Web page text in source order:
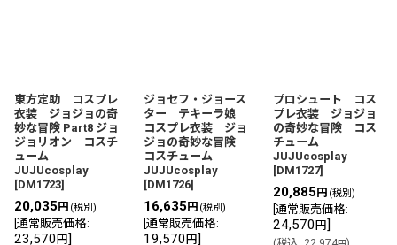
東方定助 コスプレ
衣装 ジョジョの奇
妙な冒険 Part8 ジョ
ジョリオン コスチ
ューム
JUJUcosplay
[DM1723]
20,035 円 (税別)
通常販売価格:
23,570 円]
ジョセフ・ジョース
ター テキーラ娘
コスプレ衣装 ジョ
ジョの奇妙な冒険
コスチューム
JUJUcosplay
[DM1726]
16,635 円 (税別)
通常販売価格:
19,570 円]
プロシュート コス
プレ衣装 ジョジョ
の奇妙な冒険 コス
チューム
JUJUcosplay
[DM1727]
20,885 円 (税別)
通常販売価格:
24,570 円]